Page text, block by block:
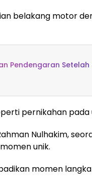
belakang motor
Pendengaran
pernikahan pada
Nulhakim,
unik.
momen